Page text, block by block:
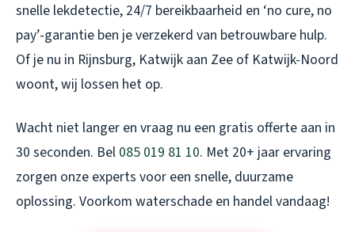
snelle lekdetectie, 24/7 bereikbaarheid en ‘no cure, no
pay’-garantie ben je verzekerd van betrouwbare hulp.
Of je nu in Rijnsburg, Katwijk aan Zee of Katwijk-Noord
woont, wij lossen het op.
Wacht niet langer en vraag nu een gratis offerte aan in
30 seconden. Bel 085 019 81 10. Met 20+ jaar ervaring
zorgen onze experts voor een snelle, duurzame
oplossing. Voorkom waterschade en handel vandaag!